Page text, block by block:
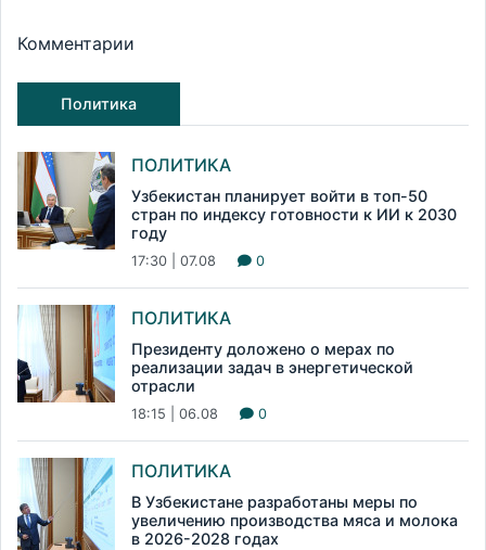
Комментарии
Политика
ПОЛИТИКА
Узбекистан планирует войти в топ-50
стран по индексу готовности к ИИ к 2030
году
17:30 | 07.08 0
ПОЛИТИКА
Президенту доложено о мерах по
реализации задач в энергетической
отрасли
18:15 | 06.08 0
ПОЛИТИКА
В Узбекистане разработаны меры по
увеличению производства мяса и молока
в 2026-2028 годах